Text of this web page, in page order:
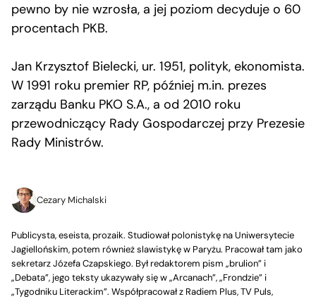
pewno by nie wzrosła, a jej poziom decyduje o 60
procentach PKB.
Jan Krzysztof Bielecki, ur. 1951, polityk, ekonomista.
W 1991 roku premier RP, później m.in. prezes
zarządu Banku PKO S.A., a od 2010 roku
przewodniczący Rady Gospodarczej przy Prezesie
Rady Ministrów.
Cezary Michalski
Publicysta, eseista, prozaik. Studiował polonistykę na Uniwersytecie
Jagiellońskim, potem również slawistykę w Paryżu. Pracował tam jako
sekretarz Józefa Czapskiego. Był redaktorem pism „brulion” i
„Debata”, jego teksty ukazywały się w „Arcanach”, „Frondzie” i
„Tygodniku Literackim”. Współpracował z Radiem Plus, TV Puls,